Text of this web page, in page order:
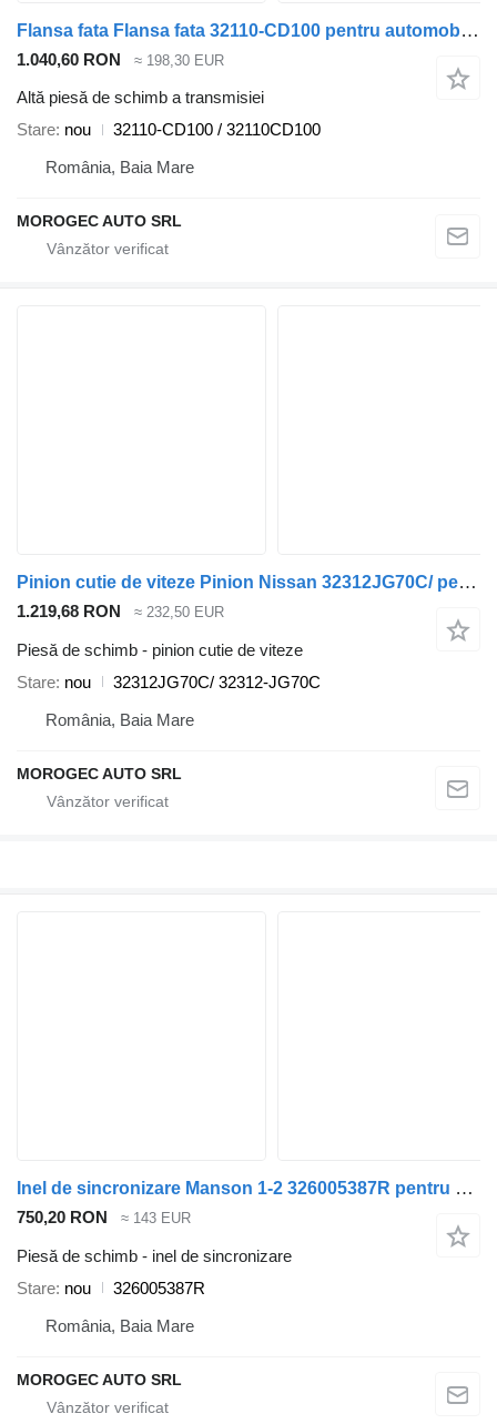
Flansa fata Flansa fata 32110-CD100 pentru automobil Nissan Qashqai
1.040,60 RON ≈ 198,30 EUR
Altă piesă de schimb a transmisiei
Stare nou
32110-CD100 / 32110CD100
România, Baia Mare
MOROGEC AUTO SRL
Pinion cutie de viteze Pinion Nissan 32312JG70C/ pentru automobil Nissan Qashqai
1.219,68 RON ≈ 232,50 EUR
Piesă de schimb - pinion cutie de viteze
Stare nou
32312JG70C/ 32312-JG70C
România, Baia Mare
MOROGEC AUTO SRL
Inel de sincronizare Manson 1-2 326005387R pentru automobil Nissan Qashqai
750,20 RON ≈ 143 EUR
Piesă de schimb - inel de sincronizare
Stare nou
326005387R
România, Baia Mare
MOROGEC AUTO SRL